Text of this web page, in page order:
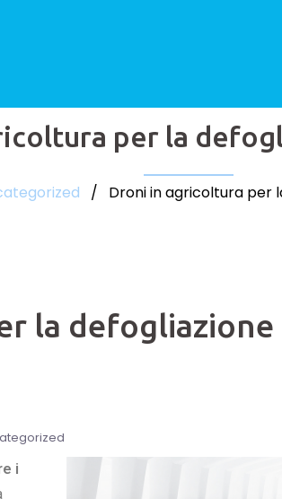
per la
/ Droni in agricoltura per
la defogliazione
i